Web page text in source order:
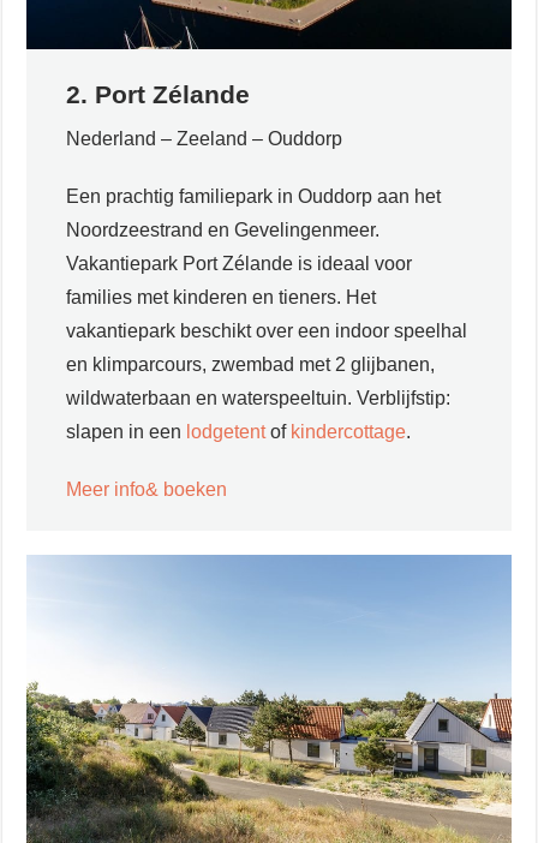
2. Port Zélande
Nederland – Zeeland – Ouddorp
Een prachtig familiepark in Ouddorp aan het
Noordzeestrand en Gevelingenmeer.
Vakantiepark Port Zélande is ideaal voor
families met kinderen en tieners. Het
vakantiepark beschikt over een indoor speelhal
en klimparcours, zwembad met 2 glijbanen,
wildwaterbaan en waterspeeltuin. Verblijfstip:
slapen in een lodgetentof kindercottage.
Meer info& boeken